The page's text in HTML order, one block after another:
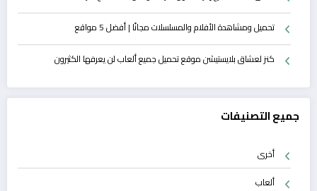
تحميل ومشاهدة الأفلام والمسلسلات مجانًا | أفضل 5 مواقع
كنز لعشاق بلايستيشن موقع تحميل جميع ألعاب لن يعرفها الكثيرون
جميع التصنيفات
أخرى
ألعاب